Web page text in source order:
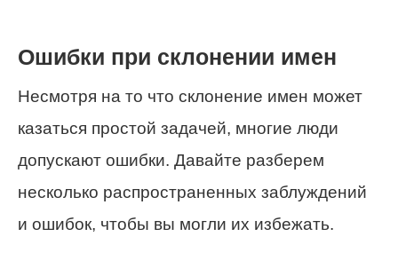
Ошибки при склонении имен
Несмотря на то что склонение имен может
казаться простой задачей, многие люди
допускают ошибки. Давайте разберем
несколько распространенных заблуждений
и ошибок, чтобы вы могли их избежать.